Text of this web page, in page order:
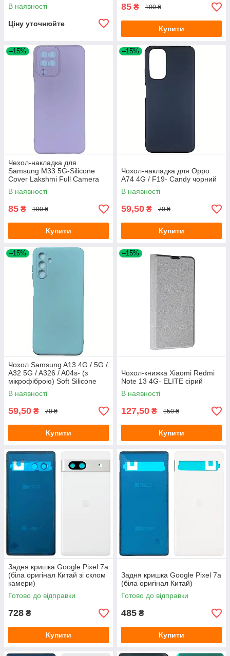
В наявності
Ціну уточнюйте
85 ₴ 100 ₴
Купити
–15%
Чехол-накладка для
Samsung M33 5G-Silicone
Cover Lakshmi Full Camera
розовый песок
В наявності
85 ₴ 100 ₴
Купити
–15%
Чохол-накладка для Oppo
A74 4G / F19- Candy чорний
В наявності
59,50 ₴ 70 ₴
Купити
–15%
Чохол Samsung A13 4G / 5G /
A32 5G / A326 / A04s- (з
мікрофіброю) Soft Silicone
Case бірюзовий
В наявності
59,50 ₴ 70 ₴
Купити
–15%
Чохол-книжка Xiaomi Redmi
Note 13 4G- ELITE сірий
В наявності
127,50 ₴ 150 ₴
Купити
Задня кришка Google Pixel 7a
(біла оригінал Китай зі склом
камери)
Готово до відправки
728 ₴
Купити
Задня кришка Google Pixel 7a
(біла оригінал Китай)
Готово до відправки
485 ₴
Купити